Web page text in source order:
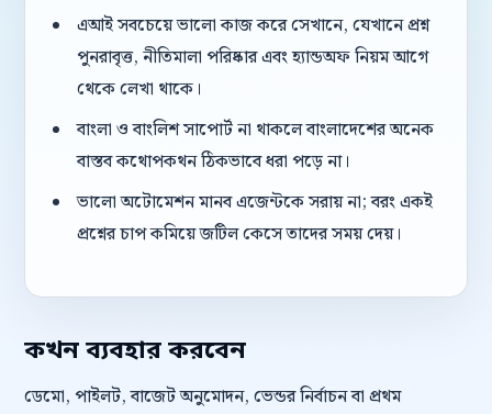
এআই সবচেয়ে ভালো কাজ করে সেখানে, যেখানে প্রশ্ন
পুনরাবৃত্ত, নীতিমালা পরিষ্কার এবং হ্যান্ডঅফ নিয়ম আগে
থেকে লেখা থাকে।
বাংলা ও বাংলিশ সাপোর্ট না থাকলে বাংলাদেশের অনেক
বাস্তব কথোপকথন ঠিকভাবে ধরা পড়ে না।
ভালো অটোমেশন মানব এজেন্টকে সরায় না; বরং একই
প্রশ্নের চাপ কমিয়ে জটিল কেসে তাদের সময় দেয়।
কখন ব্যবহার করবেন
ডেমো, পাইলট, বাজেট অনুমোদন, ভেন্ডর নির্বাচন বা প্রথম